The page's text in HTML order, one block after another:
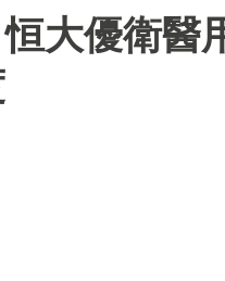
恒大優衛醫